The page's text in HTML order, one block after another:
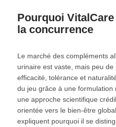
Pourquoi
la concurrence
Le marché des compléments
urinaire est vaste, mais peu
efficacité, tolérance et
du jeu grâce à une
une approche scientifique
orientée vers le bien-être
expliquent pourquoi il se